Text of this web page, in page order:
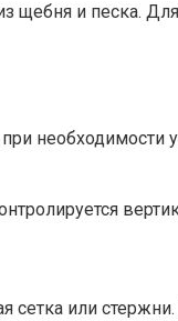
щебня и песка.
необходимости
или